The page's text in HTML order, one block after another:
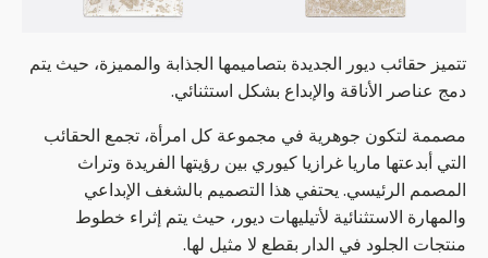
تتميز حقائب ديور الجديدة بتصاميمها الجذابة والمميزة، حيث يتم
دمج عناصر الأناقة والإبداع بشكل استثنائي.
مصممة لتكون جوهرية في مجموعة كل امرأة، تجمع الحقائب
التي أبدعتها ماريا غرازيا كيوري بين رؤيتها الفريدة وتراث
المصمم الرئيسي. يحتفي هذا التصميم بالشغف الإبداعي
والمهارة الاستثنائية لأتيليهات ديور، حيث يتم إثراء خطوط
منتجات الجلود في الدار بقطع لا مثيل لها.